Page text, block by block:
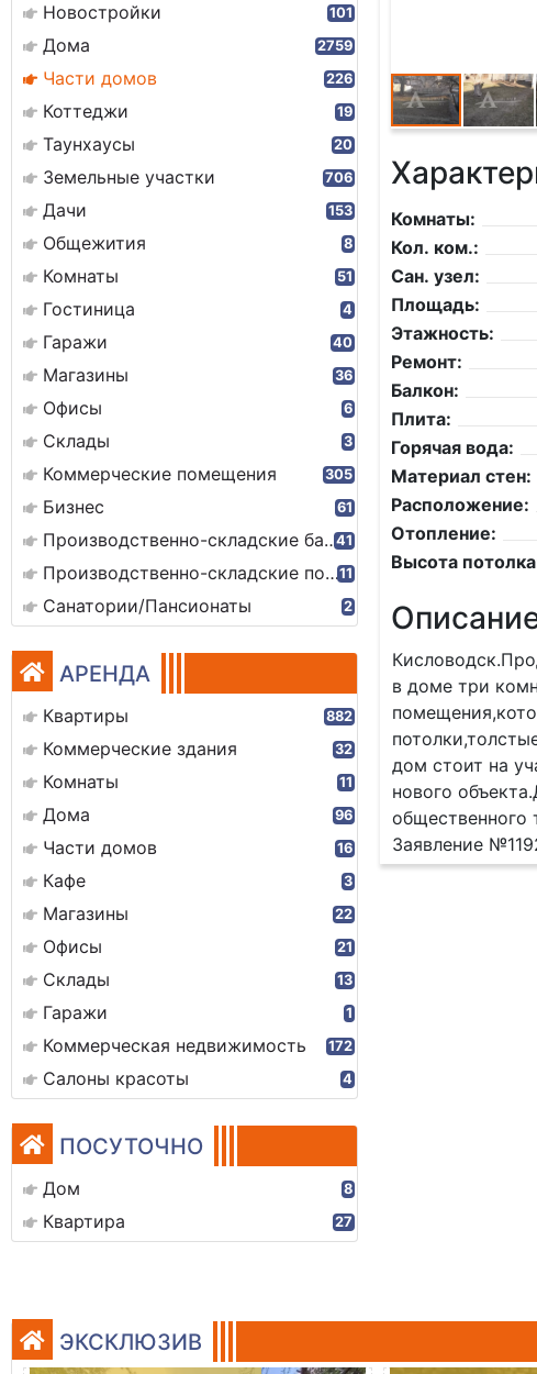
Новостройки 101
Дома 2759
Части домов 226
Коттеджи 19
Таунхаусы 20
Земельные участки 706
Дачи 153
Общежития 8
Комнаты 51
Гостиница 4
Гаражи 40
Магазины 36
Офисы 6
Склады 3
Коммерческие помещения 305
Бизнес 61
Производственно-складские базы41
Производственно-складские помещения11
Санатории/Пансионаты 2
АРЕНДА
Квартиры 882
Коммерческие здания 32
Комнаты 11
Дома 96
Части домов 16
Кафе 3
Магазины 22
Офисы 21
Склады 13
Гаражи 1
Коммерческая недвижимость 172
Салоны красоты 4
ПОСУТОЧНО
Дом 8
Квартира 27
Комнаты:
Кол. ком.:
Сан. узел:
Площадь:
Этажность:
Ремонт:
Балкон:
Плита:
Горячая вода:
Материал стен:
Расположение:
Отопление:
Высота
в доме три
дом стоит на
нового
общественного
Заявление
ЭКСКЛЮЗИВ